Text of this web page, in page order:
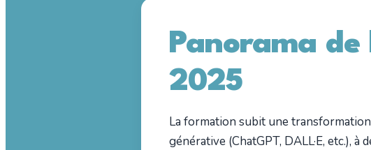
Panorama
2025
La formation subit une
générative (ChatGPT, DALL·E, etc.),